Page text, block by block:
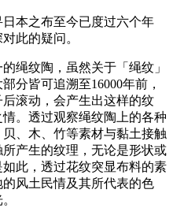
本之布至今已度过六个年
此的疑问。
绳纹陶，虽然关于「绳纹」
分皆可追溯至16000年前，
滚动，会产生出这样的纹
。透过观察绳纹陶上的各种
、木、竹等素材与黏土接触
产生的纹理，无论是形状或
此，透过花纹突显布料的素
风土民情及其所代表的色